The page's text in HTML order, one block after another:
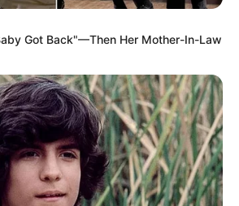
Got Back"—Then Her Mother-In-Law